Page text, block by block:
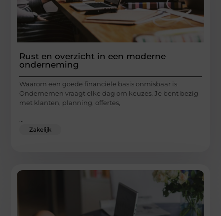
Rust en overzicht in een moderne
onderneming
Waarom een goede financiële basis onmisbaar is
Ondernemen vraagt elke dag om keuzes. Je bent bezig
met klanten, planning, offertes,
Zakelijk